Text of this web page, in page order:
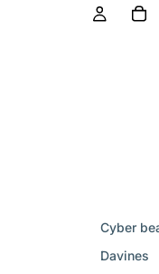
Cyber
Davines